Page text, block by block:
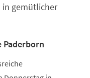
in gemütlicher
Paderborn